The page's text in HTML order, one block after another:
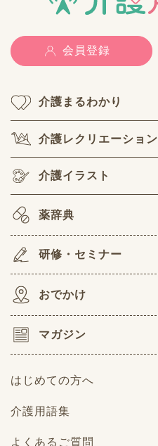
会員登録
介護まるわかり
介護レクリエーション
介護イラスト
薬辞典
研修・セミナー
おでかけ
マガジン
はじめての方へ
介護用語集
よくあるご質問